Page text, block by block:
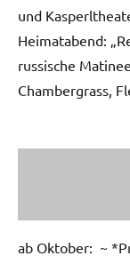
und
Heimatabend:
russische Matinee,
Chambergrass,
ab Oktober: ~